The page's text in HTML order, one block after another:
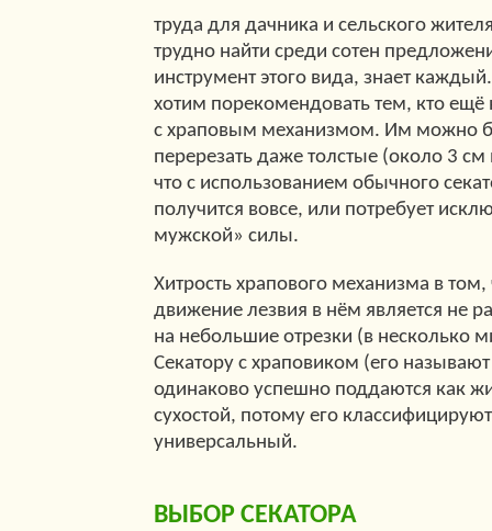
труда для дачника и сельского
трудно найти среди сотен
инструмент этого вида, знает
хотим порекомендовать тем, кто ещё
с храповым механизмом. Им можно
перерезать даже толстые (около 3 см
что с использованием обычного
получится вовсе, или потребует
мужской» силы.
Хитрость храпового механизма в том,
движение лезвия в нём является не
на небольшие отрезки (в несколько
Секатору с храповиком (его
одинаково успешно поддаются как
сухостой, потому его
универсальный.
ВЫБОР СЕКАТОРА